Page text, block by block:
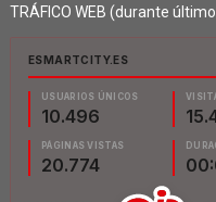
TRÁFICO WEB (durante